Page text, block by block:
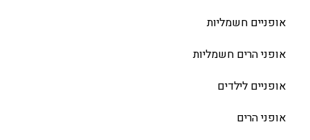
אופניים חשמליות
אופני הרים חשמליות
אופניים לילדים
אופני הרים